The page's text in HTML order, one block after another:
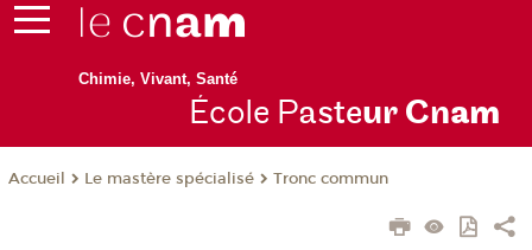
Chimie, Vivant, Santé
École Pasteur Cnam
Accueil Le mastère spécialisé Tronc commun